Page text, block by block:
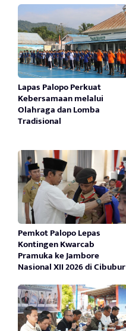
Lapas Palopo Perkuat
Kebersamaan melalui
Olahraga dan Lomba
Tradisional
Pemkot Palopo Lepas
Kontingen Kwarcab
Pramuka ke Jambore
Nasional XII 2026 di Cibubur